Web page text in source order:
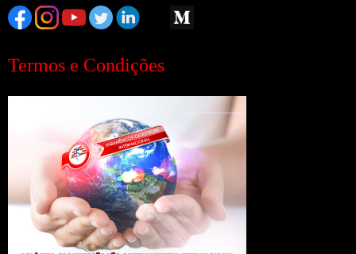
Termos e Condições